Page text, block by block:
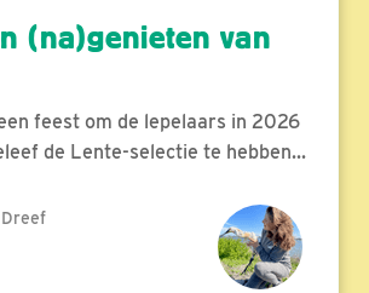
(na)genieten van
feest om de lepelaars in 2026
de Lente-selectie te hebben...